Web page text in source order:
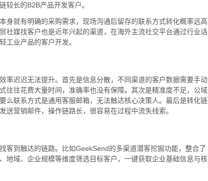
较长的B2B产品开发客户。
身就有明确的采购需求，现场沟通后留存的联系方式转化概率远高
社媒找客户也是近年兴起的渠道，在海外主流社交平台通过行业话
工业产品的客户开发。
率迟迟无法提升。首先是信息分散，不同渠道的客户数据需要手动
往往花费大量时间，准确率也没有保障。其次是精准度不足，公域
么联系方式是通用客服邮箱，无法触达核心决策人。最后是转化链
营销邮件，操作链路长，很容易在过程中流失线索。
客到触达的链路。比如GeekSend的多渠道潜客挖掘功能，整合了
地域、企业规模等维度筛选目标客户，一键获取企业基础信息与核